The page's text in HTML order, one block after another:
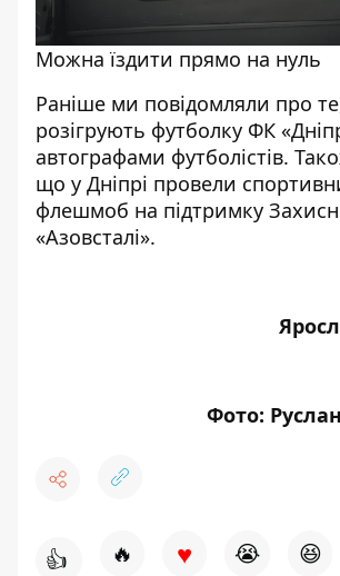
Можна їздити прямо на нуль
Раніше ми повідомляли про
розігрують футболку ФК
автографами футболістів.
що у Дніпрі провели
флешмоб на підтримку
«Азовсталі».
Фото:
👍 🔥 ♥ 😭 😆